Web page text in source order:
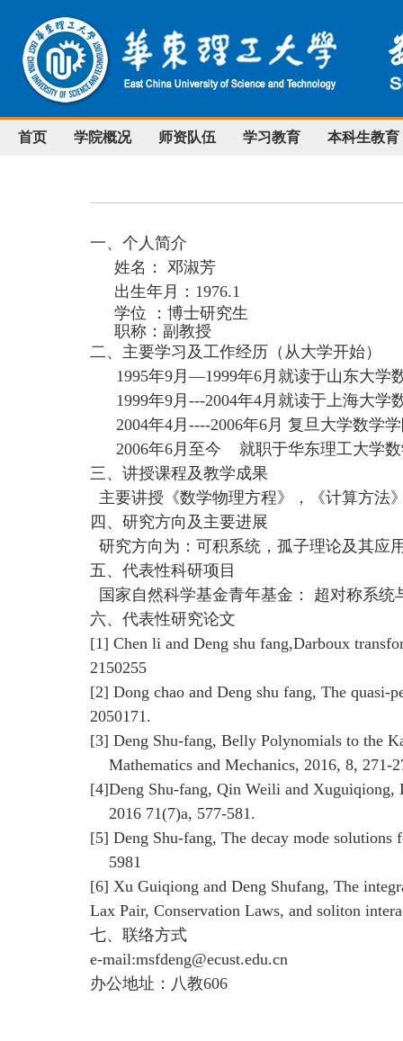
首页 学院概况 师资队伍 学习教育 本科生教育
一、个人简介
姓名： 邓淑芳
出生年月： 1976.1
学位 ：博士研究生
职称：副教授
二、主要学习及工作经历（从大学开始）
1995年9月—1999年6月就读于山东大学
1999年9月---2004年4月就读于上海大学
2004年4月----2006年6月 复旦大学数学
2006年6月至今 就职于华东理工大
三、讲授课程及教学成果
主要讲授《数学物理方程》，《计算方法
四、研究方向及主要进展
研究方向为：可积系统，孤子理论及其应
五、代表性科研项目
国家自然科学基金青年基金： 超对称系统
六、代表性研究论文
[1] Chen li and Deng shu fang,Darboux
2150255
[2] Dong chao and Deng shu fang, The
2050171.
[3] Deng Shu-fang, Belly Polynomials to the
Mathematics and Mechanics, 2016, 8, 271-
[4]Deng Shu-fang, Qin Weili and
2016 71(7)a, 577-581.
[5] Deng Shu-fang, The decay mode
5981
[6] Xu Guiqiong and Deng Shufang, The
Lax Pair, Conservation Laws, and soliton
七、联络方式
e-mail:msfdeng@ecust.edu.cn
办公地址：八教606